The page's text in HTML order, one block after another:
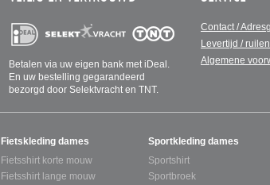
Betalen via uw eigen bank met iDeal.
En uw bestelling gegarandeerd
bezorgd door Selektvracht en TNT.
Contact /
Levertijd /
Algemene
SITEMAP
Fietskleding dames
Fietsshirt korte mouw
Fietsshirt lange mouw
Sportkleding dames
Sportshirt
Sportbroek